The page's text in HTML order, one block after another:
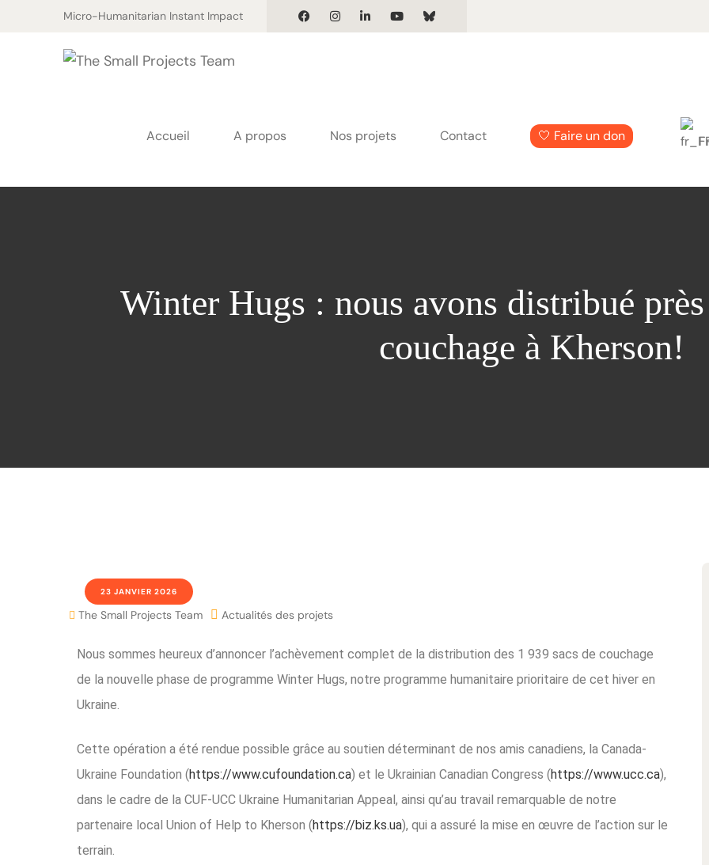
Micro-Humanitarian Instant Impact
Accueil A propos Nos projets Contact 🤍 Faire un don
Winter Hugs : nous avons distribué près
couchage à Kherson!
23 JANVIER 2026
The Small Projects Team Actualités des projets
Nous sommes heureux d’annoncer l’achèvement complet de la distribution des 1 939 sacs de couchage
de la nouvelle phase de programme Winter Hugs, notre programme humanitaire prioritaire de cet hiver en
Ukraine.
Cette opération a été rendue possible grâce au soutien déterminant de nos amis canadiens, la Canada-
Ukraine Foundation (https://www.cufoundation.ca) et le Ukrainian Canadian Congress (https://www.ucc.ca),
dans le cadre de la CUF-UCC Ukraine Humanitarian Appeal, ainsi qu’au travail remarquable de notre
partenaire local Union of Help to Kherson (https://biz.ks.ua), qui a assuré la mise en œuvre de l’action sur le
terrain.